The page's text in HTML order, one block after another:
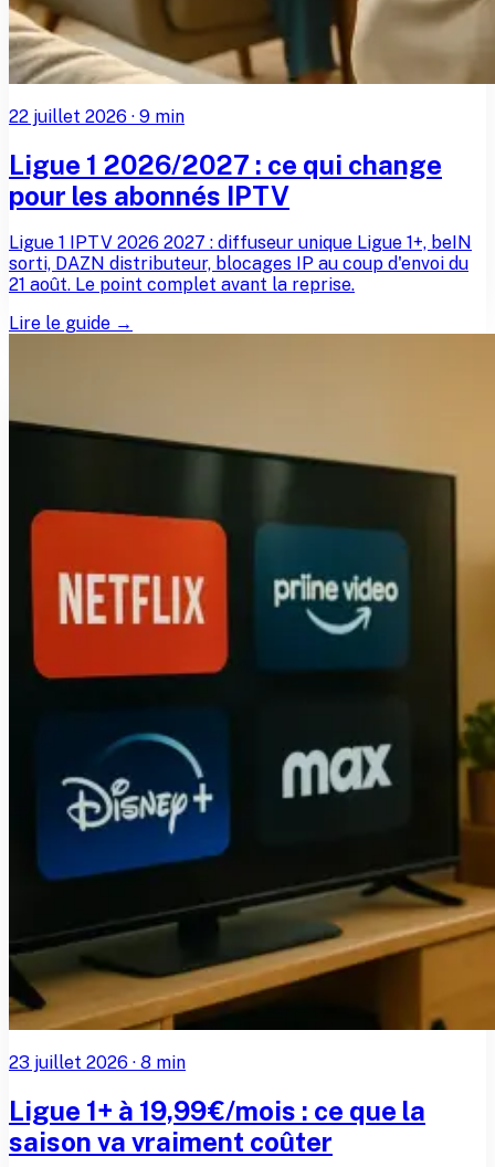
22 juillet 2026 · 9 min
Ligue 1 2026/2027 : ce qui change
pour les abonnés IPTV
Ligue 1 IPTV 2026 2027 : diffuseur unique Ligue 1+, beIN
sorti, DAZN distributeur, blocages IP au coup d'envoi du
21 août. Le point complet avant la reprise.
Lire le guide →
23 juillet 2026 · 8 min
Ligue 1+ à 19,99€/mois : ce que la
saison va vraiment coûter